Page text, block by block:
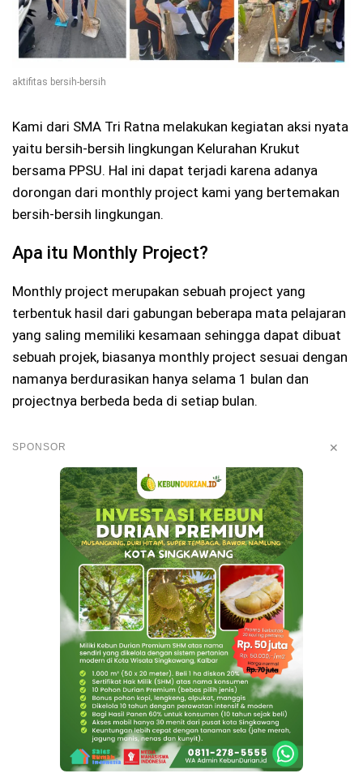
aktifitas bersih-bersih
Kami dari SMA Tri Ratna melakukan kegiatan aksi nyata
yaitu bersih-bersih lingkungan Kelurahan Krukut
bersama PPSU. Hal ini dapat terjadi karena adanya
dorongan dari monthly project kami yang bertemakan
bersih-bersih lingkungan.
Apa itu Monthly Project?
Monthly project merupakan sebuah project yang
terbentuk hasil dari gabungan beberapa mata pelajaran
yang saling memiliki kesamaan sehingga dapat dibuat
sebuah projek, biasanya monthly project sesuai dengan
namanya berdurasikan hanya selama 1 bulan dan
projectnya berbeda beda di setiap bulan.
SPONSOR ✕